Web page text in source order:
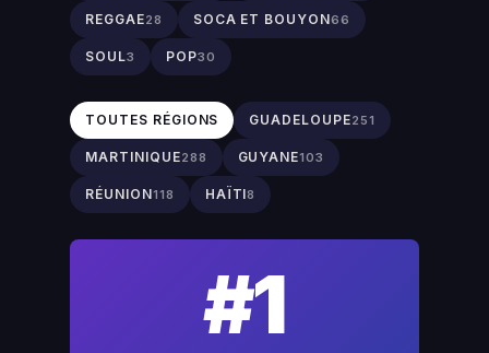
REGGAE28 SOCA ET BOUYON66
SOUL3 POP30
TOUTES RÉGIONS GUADELOUPE251
MARTINIQUE288 GUYANE103
RÉUNION118 HAÏTI8
#1